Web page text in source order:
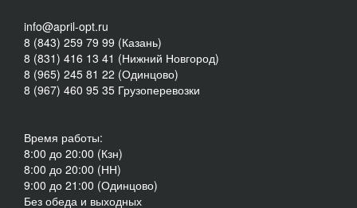
info@april-opt.ru
8 (843) 259 79 99 (Казань)
8 (831) 416 13 41 (Нижний Новгород)
8 (965) 245 81 22 (Одинцово)
8 (967) 460 95 35 Грузоперевозки
Время работы:
8:00 до 20:00 (Кзн)
8:00 до 20:00 (НН)
9:00 до 21:00 (Одинцово)
Без обеда и выходных